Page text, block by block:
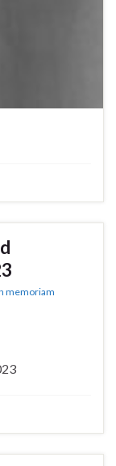
memoriam